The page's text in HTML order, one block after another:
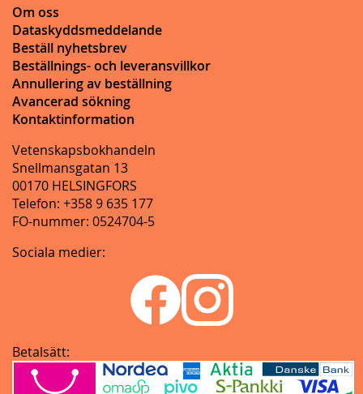
Om oss
Dataskyddsmeddelande
Beställ nyhetsbrev
Beställnings- och leveransvillkor
Annullering av beställning
Avancerad sökning
Kontaktinformation
Vetenskapsbokhandeln
Snellmansgatan 13
00170 HELSINGFORS
Telefon: +358 9 635 177
FO-nummer: 0524704-5
Sociala medier:
Betalsätt: